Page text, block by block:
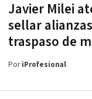
Javier Milei
sellar
traspaso de
PoriProfesional